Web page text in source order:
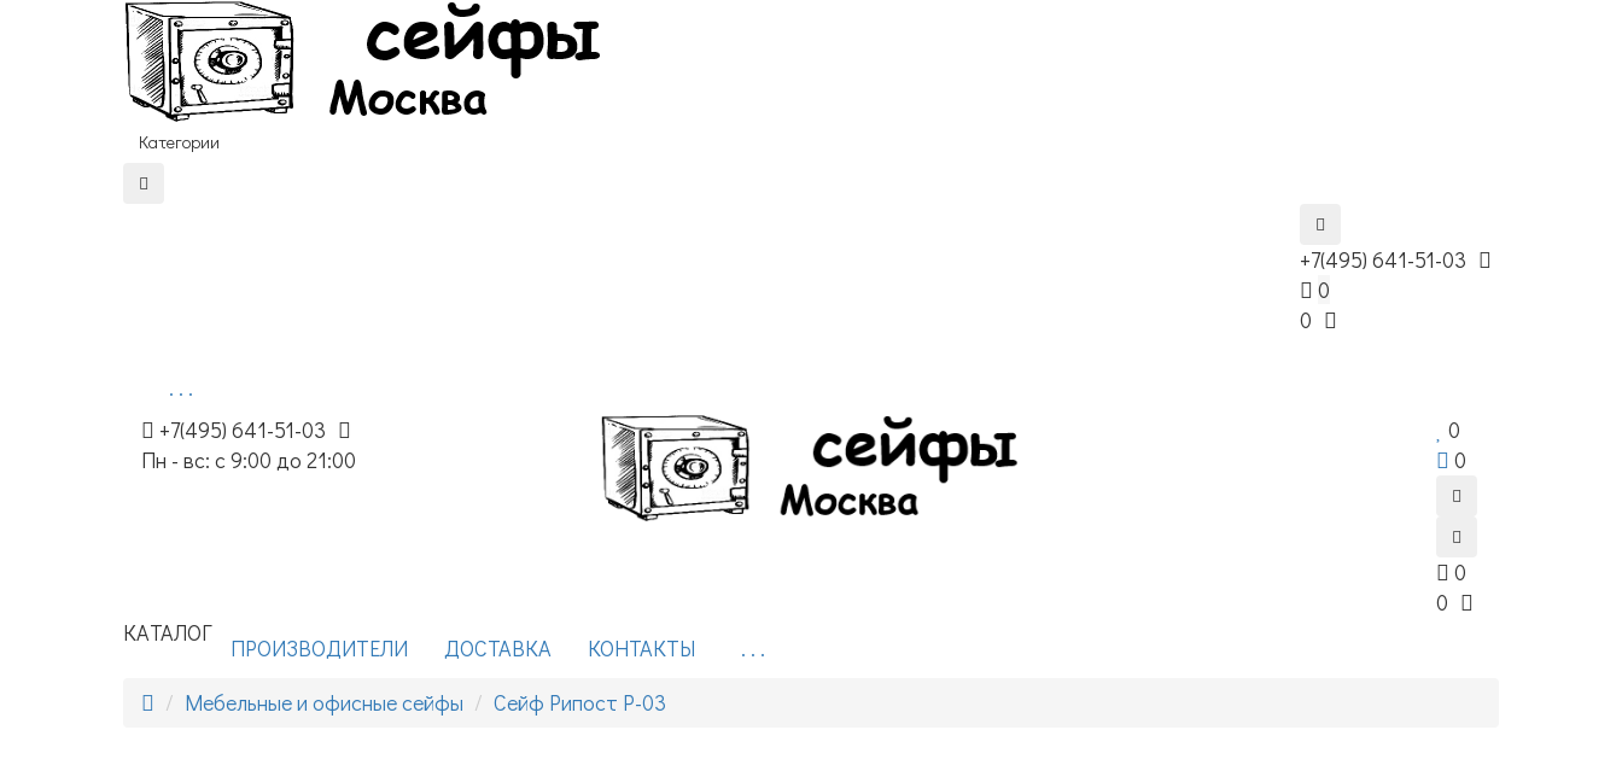
Категории
+7(495) 641-51-03
0
0
. . .
+7(495) 641-51-03
Пн - вс: с 9:00 до 21:00
0
0
0
0
КАТАЛОГ
ПРОИЗВОДИТЕЛИ ДОСТАВКА КОНТАКТЫ
. . .
Мебельные и офисные сейфы
Сейф Рипост Р-03